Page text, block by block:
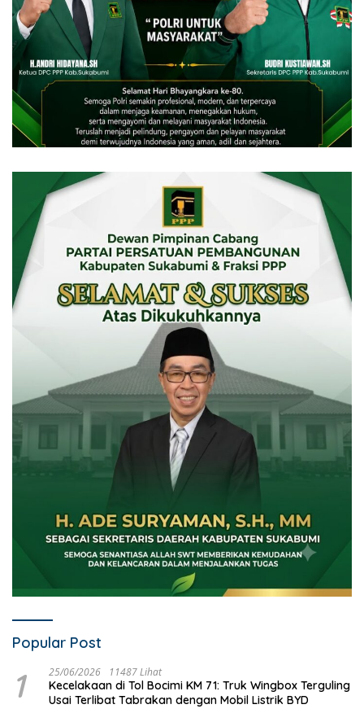
Popular Post
1 25/06/2026 11487 Lihat
Kecelakaan di Tol Bocimi KM 71: Truk Wingbox Terguling
Usai Terlibat Tabrakan dengan Mobil Listrik BYD